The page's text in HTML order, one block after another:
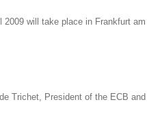
will take place in Frankfurt
Trichet, President of the ECB